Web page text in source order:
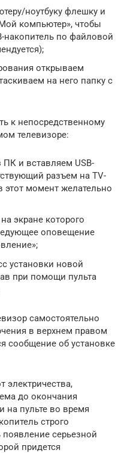
ноутбуку флешку и
компьютер», чтобы
накопитель по файловой
открываем
на него папку с
к непосредственному
телевизоре:
и вставляем USB-
разъем на TV-
этот момент желательно
экране которого
оповещение
установки новой
при помощи пульта
самостоятельно
в верхнем правом
сообщение об установке
электричества,
до окончания
на пульте во время
строго
серьезной
придется